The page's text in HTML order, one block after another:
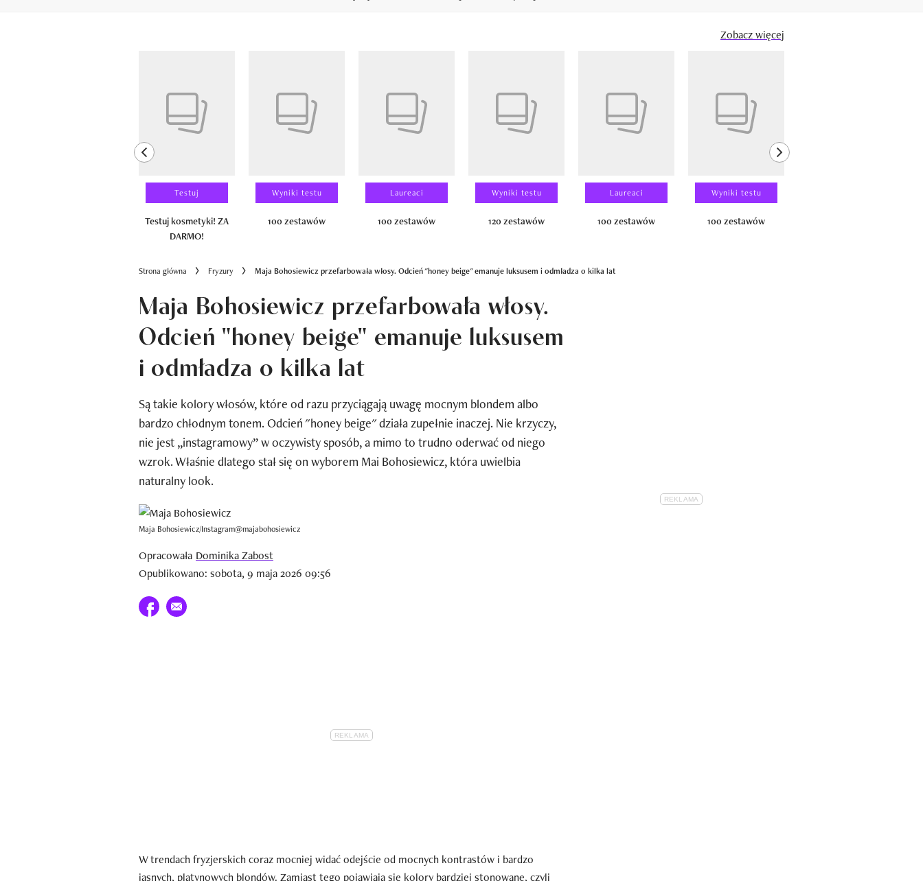
Zobacz więcej
previous element
Testuj
Testuj kosmetyki! ZA
DARMO!
Wyniki testu
100 zestawów
Laureaci
100 zestawów
Wyniki testu
120 zestawów
Laureaci
100 zestawów
Wyniki testu
100 zestawów
next element
Strona główna Fryzury Maja Bohosiewicz przefarbowała włosy. Odcień "honey beige" emanuje luksusem i odmładza o kilka lat
Maja Bohosiewicz przefarbowała włosy.
Odcień "honey beige" emanuje luksusem
i odmładza o kilka lat
Są takie kolory włosów, które od razu przyciągają uwagę mocnym blondem albo
bardzo chłodnym tonem. Odcień "honey beige" działa zupełnie inaczej. Nie krzyczy,
nie jest „instagramowy” w oczywisty sposób, a mimo to trudno oderwać od niego
wzrok. Właśnie dlatego stał się on wyborem Mai Bohosiewicz, która uwielbia
naturalny look.
Maja Bohosiewicz/Instagram@majabohosiewicz
Opracowała Dominika Zabost
Opublikowano: sobota, 9 maja 2026 09:56
Udostępnij na facebook
E-mail do przyjaciela
W trendach fryzjerskich coraz mocniej widać odejście od mocnych kontrastów i bardzo
jasnych, platynowych blondów. Zamiast tego pojawiają się kolory bardziej stonowane, czyli